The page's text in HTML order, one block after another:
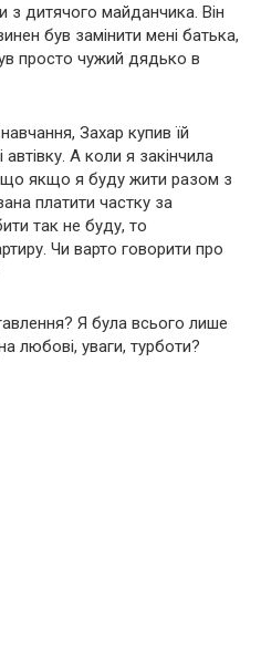
дитячого майданчика. Він
був замінити мені батька,
просто чужий дядько в
Захар купив їй
А коли я закінчила
що якщо я буду жити разом з
платити частку за
так не буду, то
Чи варто говорити про
Я була всього лише
любові, уваги, турботи?